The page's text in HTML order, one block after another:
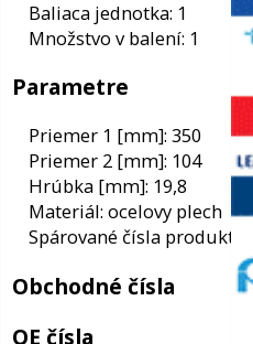
oleja
Informácie